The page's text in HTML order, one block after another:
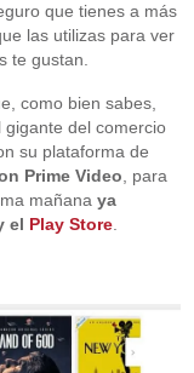
que tienes a más
las utilizas para ver
te gustan.
como bien sabes,
del comercio
su plataforma de
Prime Video, para
mañana ya
el Play Store.